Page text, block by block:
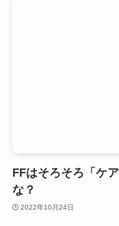
FFはそろそろ「ケ
な？
2022年10月24日